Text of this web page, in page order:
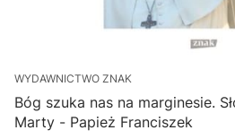
WYDAWNICTWO ZNAK
Bóg szuka nas na marginesie.
Marty - Papież Franciszek